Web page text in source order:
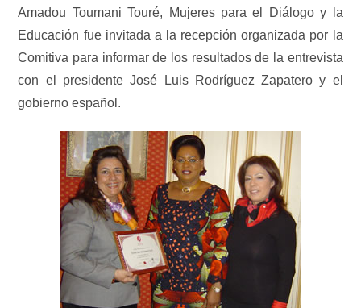
Amadou Toumani Touré, Mujeres para el Diálogo y la
Educación fue invitada a la recepción organizada por la
Comitiva para informar de los resultados de la entrevista
con el presidente José Luis Rodríguez Zapatero y el
gobierno español.